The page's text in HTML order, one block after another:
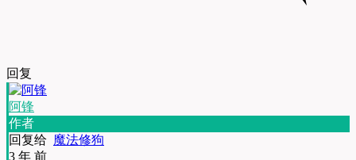
回复
阿锋
作者
回复给 魔法修狗
3 年 前